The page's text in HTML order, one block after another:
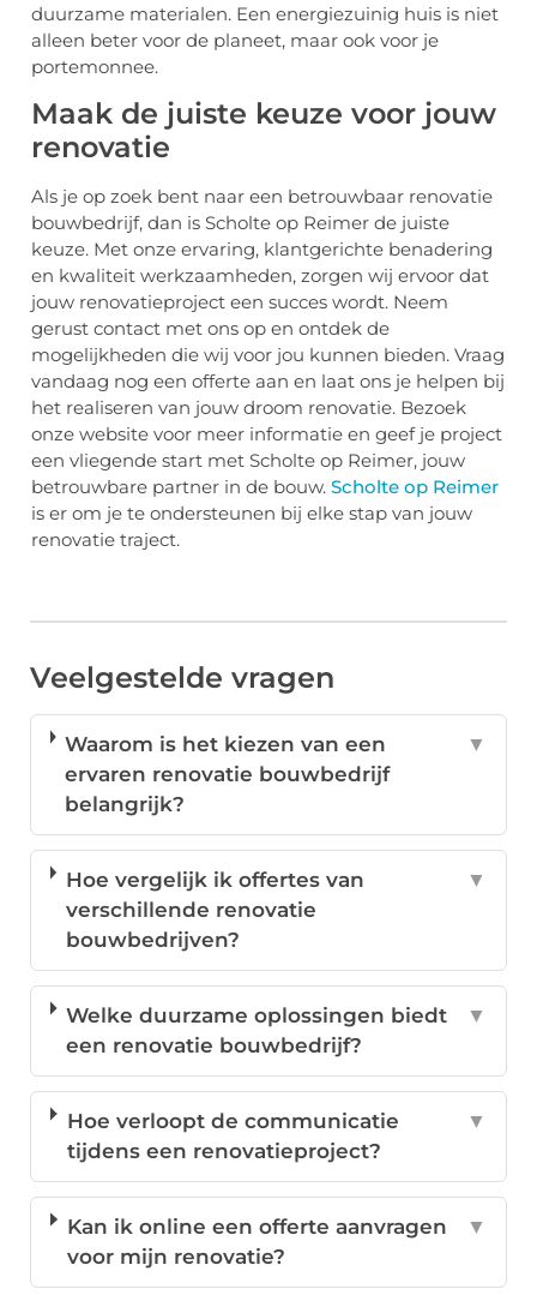
duurzame materialen. Een energiezuinig huis is niet
alleen beter voor de planeet, maar ook voor je
portemonnee.
Maak de juiste keuze voor jouw
renovatie
Als je op zoek bent naar een betrouwbaar renovatie
bouwbedrijf, dan is Scholte op Reimer de juiste
keuze. Met onze ervaring, klantgerichte benadering
en kwaliteit werkzaamheden, zorgen wij ervoor dat
jouw renovatieproject een succes wordt. Neem
gerust contact met ons op en ontdek de
mogelijkheden die wij voor jou kunnen bieden. Vraag
vandaag nog een offerte aan en laat ons je helpen bij
het realiseren van jouw droom renovatie. Bezoek
onze website voor meer informatie en geef je project
een vliegende start met Scholte op Reimer, jouw
betrouwbare partner in de bouw. Scholte op Reimer
is er om je te ondersteunen bij elke stap van jouw
renovatie traject.
Veelgestelde vragen
Waarom is het kiezen van een
ervaren renovatie bouwbedrijf
belangrijk?
▼
Hoe vergelijk ik offertes van
verschillende renovatie
bouwbedrijven?
▼
Welke duurzame oplossingen biedt
een renovatie bouwbedrijf?
▼
Hoe verloopt de communicatie
tijdens een renovatieproject?
▼
Kan ik online een offerte aanvragen
voor mijn renovatie?
▼